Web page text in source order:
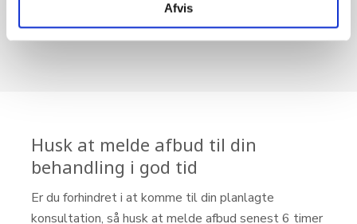
Afvis
Husk at melde afbud til din
behandling i god tid
Er du forhindret i at komme til din planlagte
konsultation, så husk at melde afbud senest 6 timer